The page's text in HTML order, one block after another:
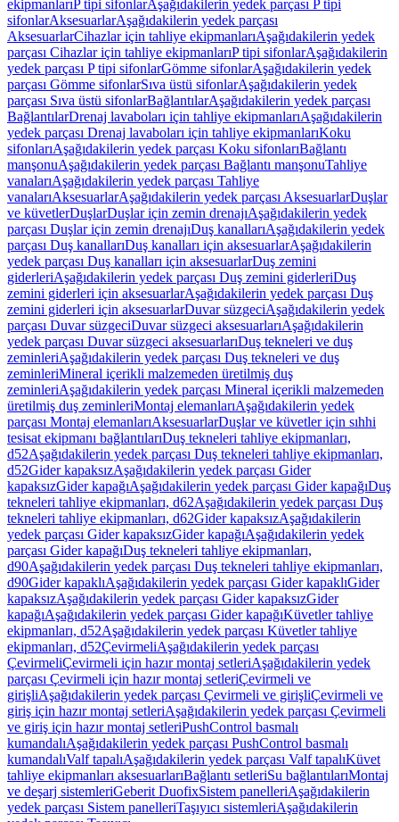
ekipmanlarıP tipi sifonlarAşağıdakilerin yedek parçası P tipi
sifonlarAksesuarlarAşağıdakilerin yedek parçası
AksesuarlarCihazlar için tahliye ekipmanlarıAşağıdakilerin yedek
parçası Cihazlar için tahliye ekipmanlarıP tipi sifonlarAşağıdakilerin
yedek parçası P tipi sifonlarGömme sifonlarAşağıdakilerin yedek
parçası Gömme sifonlarSıva üstü sifonlarAşağıdakilerin yedek
parçası Sıva üstü sifonlarBağlantılarAşağıdakilerin yedek parçası
BağlantılarDrenaj lavaboları için tahliye ekipmanlarıAşağıdakilerin
yedek parçası Drenaj lavaboları için tahliye ekipmanlarıKoku
sifonlarıAşağıdakilerin yedek parçası Koku sifonlarıBağlantı
manşonuAşağıdakilerin yedek parçası Bağlantı manşonuTahliye
vanalarıAşağıdakilerin yedek parçası Tahliye
vanalarıAksesuarlarAşağıdakilerin yedek parçası AksesuarlarDuşlar
ve küvetlerDuşlarDuşlar için zemin drenajıAşağıdakilerin yedek
parçası Duşlar için zemin drenajıDuş kanallarıAşağıdakilerin yedek
parçası Duş kanallarıDuş kanalları için aksesuarlarAşağıdakilerin
yedek parçası Duş kanalları için aksesuarlarDuş zemini
giderleriAşağıdakilerin yedek parçası Duş zemini giderleriDuş
zemini giderleri için aksesuarlarAşağıdakilerin yedek parçası Duş
zemini giderleri için aksesuarlarDuvar süzgeciAşağıdakilerin yedek
parçası Duvar süzgeciDuvar süzgeci aksesuarlarıAşağıdakilerin
yedek parçası Duvar süzgeci aksesuarlarıDuş tekneleri ve duş
zeminleriAşağıdakilerin yedek parçası Duş tekneleri ve duş
zeminleriMineral içerikli malzemeden üretilmiş duş
zeminleriAşağıdakilerin yedek parçası Mineral içerikli malzemeden
üretilmiş duş zeminleriMontaj elemanlarıAşağıdakilerin yedek
parçası Montaj elemanlarıAksesuarlarDuşlar ve küvetler için sıhhi
tesisat ekipmanı bağlantılarıDuş tekneleri tahliye ekipmanları,
d52Aşağıdakilerin yedek parçası Duş tekneleri tahliye ekipmanları,
d52Gider kapaksızAşağıdakilerin yedek parçası Gider
kapaksızGider kapağıAşağıdakilerin yedek parçası Gider kapağıDuş
tekneleri tahliye ekipmanları, d62Aşağıdakilerin yedek parçası Duş
tekneleri tahliye ekipmanları, d62Gider kapaksızAşağıdakilerin
yedek parçası Gider kapaksızGider kapağıAşağıdakilerin yedek
parçası Gider kapağıDuş tekneleri tahliye ekipmanları,
d90Aşağıdakilerin yedek parçası Duş tekneleri tahliye ekipmanları,
d90Gider kapaklıAşağıdakilerin yedek parçası Gider kapaklıGider
kapaksızAşağıdakilerin yedek parçası Gider kapaksızGider
kapağıAşağıdakilerin yedek parçası Gider kapağıKüvetler tahliye
ekipmanları, d52Aşağıdakilerin yedek parçası Küvetler tahliye
ekipmanları, d52ÇevirmeliAşağıdakilerin yedek parçası
ÇevirmeliÇevirmeli için hazır montaj setleriAşağıdakilerin yedek
parçası Çevirmeli için hazır montaj setleriÇevirmeli ve
girişliAşağıdakilerin yedek parçası Çevirmeli ve girişliÇevirmeli ve
giriş için hazır montaj setleriAşağıdakilerin yedek parçası Çevirmeli
ve giriş için hazır montaj setleriPushControl basmalı
kumandalıAşağıdakilerin yedek parçası PushControl basmalı
kumandalıValf tapalıAşağıdakilerin yedek parçası Valf tapalıKüvet
tahliye ekipmanları aksesuarlarıBağlantı setleriSu bağlantılarıMontaj
ve deşarj sistemleriGeberit DuofixSistem panelleriAşağıdakilerin
yedek parçası Sistem panelleriTaşıyıcı sistemleriAşağıdakilerin